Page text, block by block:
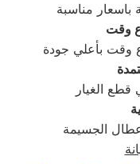
باسعار مناسبة
وقت
بأعلي جودة
الجسيمة